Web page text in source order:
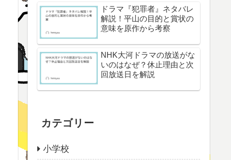
ドラマ『犯罪者』ネタバレ
解説！平山の目的と賞状の
意味を原作から考察
NHK大河ドラマの放送がな
いのはなぜ？休止理由と次
回放送日を解説
カテゴリー
小学校